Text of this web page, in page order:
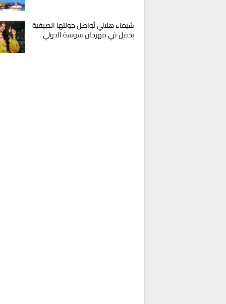
شيماء هلالي تُواصل جولتها الصيفية
بحفل في مهرجان سوسة الدولي